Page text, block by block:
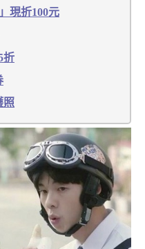
現折100元
折
照